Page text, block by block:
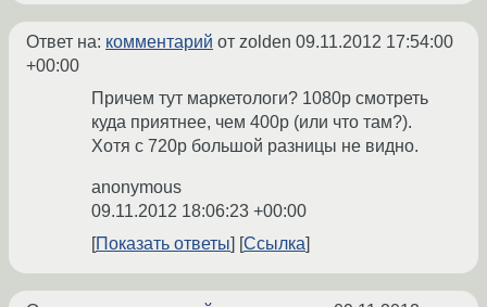
Ответ на: комментарий от zolden 09.11.2012 17:54:00
+00:00
Причем тут маркетологи? 1080р смотреть
куда приятнее, чем 400р (или что там?).
Хотя с 720р большой разницы не видно.
anonymous
09.11.2012 18:06:23 +00:00
Показать ответы
Ссылка